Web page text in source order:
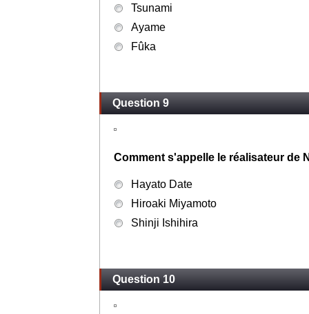
Tsunami
Ayame
Fûka
Question 9
Comment s'appelle le réalisateur de
Hayato Date
Hiroaki Miyamoto
Shinji Ishihira
Question 10